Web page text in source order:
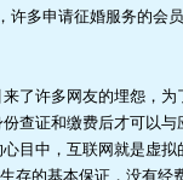
多申请征婚服务的会
了许多网友的埋怨，为
查证和缴费后才可以
目中，互联网就是虚
存的基本保证，没有经